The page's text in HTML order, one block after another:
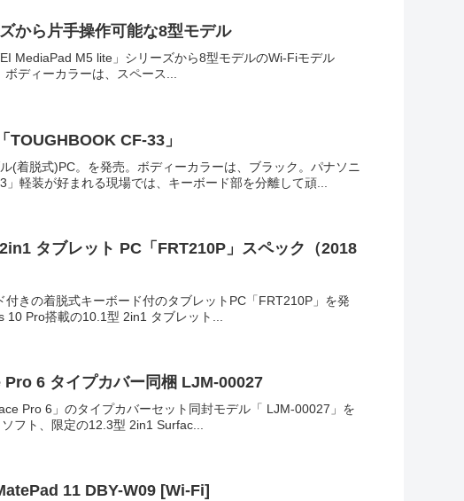
から片手操作可能な8型モデル
MediaPad M5 lite」シリーズから8型モデルのWi-Fiモデル
ディーカラーは、スペース...
CF-33」
(着脱式)PC。を発売。ボディーカラーは、ブラック。パナソニ
軽装が好まれる現場では、キーボード部を分離して頑...
タブレット PC「FRT210P」スペック（2018
きの着脱式キーボード付のタブレットPC「FRT210P」を発
Pro搭載の10.1型 2in1 タブレット...
6 タイプカバー同梱 LJM-00027
Pro 6」のタイプカバーセット同封モデル「 LJM-00027」を
フト、限定の12.3型 2in1 Surfac...
11 DBY-W09 [Wi-Fi]